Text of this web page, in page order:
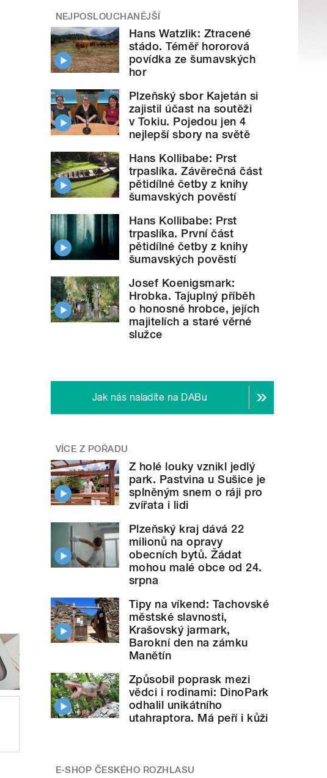
NEJPOSLOUCHANĚJŠÍ
Hans Watzlik: Ztracené
stádo. Téměř hororová
povídka ze šumavských
hor
Plzeňský sbor Kajetán si
zajistil účast na soutěži
v Tokiu. Pojedou jen 4
nejlepší sbory na světě
Hans Kollibabe: Prst
trpaslíka. Závěrečná část
pětidílné četby z knihy
šumavských pověstí
Hans Kollibabe: Prst
trpaslíka. První část
pětidílné četby z knihy
šumavských pověstí
Josef Koenigsmark:
Hrobka. Tajuplný příběh
o honosné hrobce, jejích
majitelích a staré věrné
služce
Jak nás naladíte na DABu
VÍCE Z POŘADU
Z holé louky vznikl jedlý
park. Pastvina u Sušice je
splněným snem o ráji pro
zvířata i lidi
Plzeňský kraj dává 22
milionů na opravy
obecních bytů. Žádat
mohou malé obce od 24.
srpna
Tipy na víkend: Tachovské
městské slavnosti,
Krašovský jarmark,
Barokní den na zámku
Manětín
Způsobil poprask mezi
vědci i rodinami: DinoPark
odhalil unikátního
utahraptora. Má peří i kůži
E-SHOP ČESKÉHO ROZHLASU